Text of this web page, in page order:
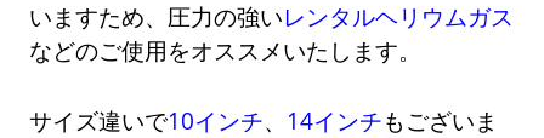
いますため、圧力の強いレンタルヘリウムガス
などのご使用をオススメいたします。
サイズ違いで10インチ、 14インチもございま